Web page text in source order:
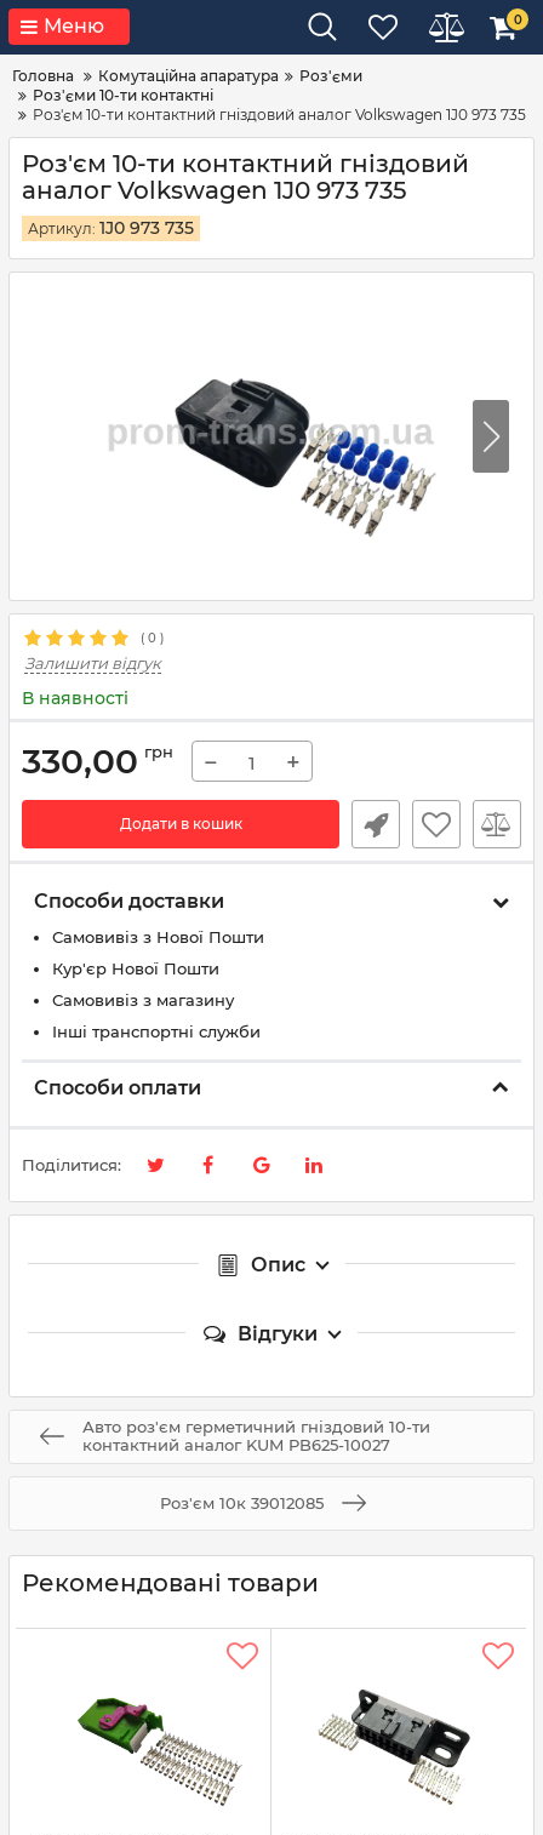
Меню 0
Головна Комутаційна апаратура
Роз'єми
Роз'єми 10-ти контактні
Роз'єм 10-ти контактний гніздовий аналог Volkswagen 1J0 973 735
Роз'єм 10-ти контактний гніздовий
аналог Volkswagen 1J0 973 735
Артикул: 1J0 973 735
( 0 )
Залишити відгук
В наявності
330,00 грн − +
Додати в кошик
Способи доставки
Самовивіз з Нової Пошти
Кур'єр Нової Пошти
Самовивіз з магазину
Інші транспортні служби
Способи оплати
Поділитися:
Опис
Відгуки
Авто роз'єм герметичний гніздовий 10-ти
контактний аналог KUM PB625-10027
Роз'єм 10к 39012085
Рекомендовані товари